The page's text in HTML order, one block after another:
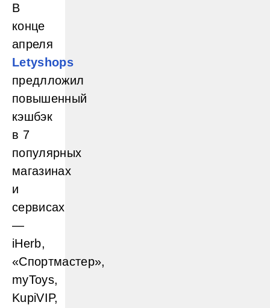
В
конце
апреля
Letyshops
предлложил
повышенный
кэшбэк
в 7
популярных
магазинах
и
сервисах
—
iHerb,
«Спортмастер»,
myToys,
KupiVIP,